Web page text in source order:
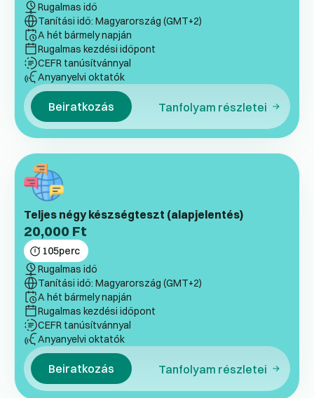
Rugalmas idő
Tanítási idő: Magyarország (GMT+2)
A hét bármely napján
Rugalmas kezdési időpont
CEFR tanúsítvánnyal
Anyanyelvi oktatók
Beiratkozás Tanfolyam részletei
Teljes négy készségteszt (alapjelentés)
20,000 Ft
105perc
Rugalmas idő
Tanítási idő: Magyarország (GMT+2)
A hét bármely napján
Rugalmas kezdési időpont
CEFR tanúsítvánnyal
Anyanyelvi oktatók
Beiratkozás Tanfolyam részletei